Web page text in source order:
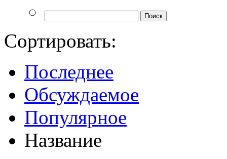
Сортировать:
Последнее
Обсуждаемое
Популярное
Название